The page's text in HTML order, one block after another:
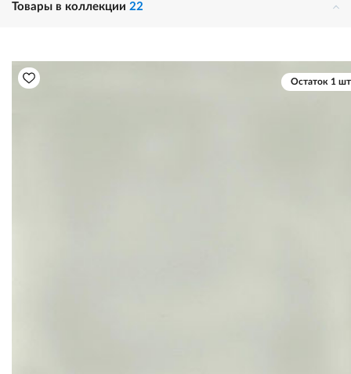
Товары в коллекции 22
Остаток 1 шт